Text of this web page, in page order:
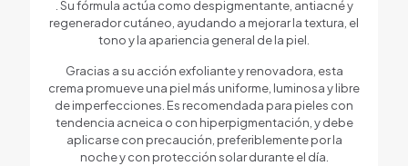
. Su fórmula actúa como despigmentante, antiacné y
regenerador cutáneo, ayudando a mejorar la textura, el
tono y la apariencia general de la piel.
Gracias a su acción exfoliante y renovadora, esta
crema promueve una piel más uniforme, luminosa y libre
de imperfecciones. Es recomendada para pieles con
tendencia acneica o con hiperpigmentación, y debe
aplicarse con precaución, preferiblemente por la
noche y con protección solar durante el día.